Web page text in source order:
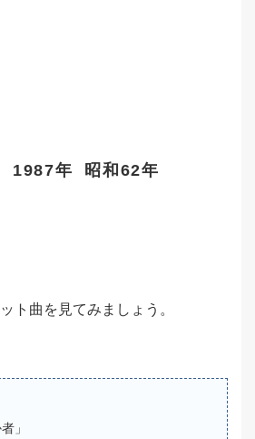
1987年 昭和62年
ト曲を見てみましょう。
」